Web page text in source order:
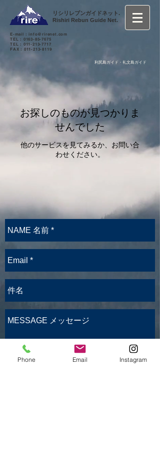
リシリレブンガイドネット.
Rishiri Rebun Guide Net.
E-mail :info@rirenet.com
TEL : 0163-85-7675
TEL : 011-213-7717
FAX : 011-213-8119
利尻島ガイド・礼文島ガイド
お探しのものが見つかりま
せんでした
他のサービスを見てみるか、お問い合
わせください。
Phone Email Instagram